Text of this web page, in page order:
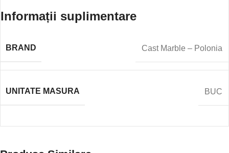
Informații suplimentare
BRAND Cast Marble – Polonia
UNITATE MASURA BUC